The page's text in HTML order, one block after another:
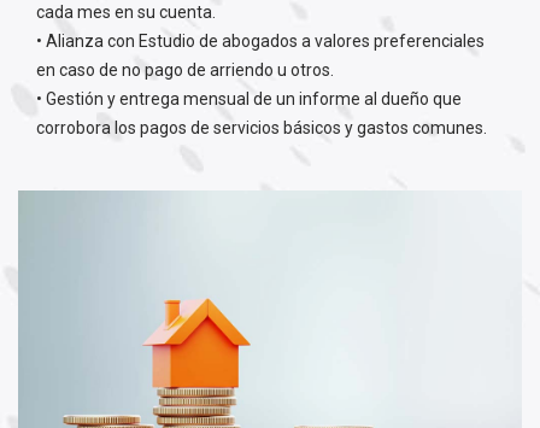
cada mes en su cuenta.
• Alianza con Estudio de abogados a valores preferenciales
en caso de no pago de arriendo u otros.
• Gestión y entrega mensual de un informe al dueño que
corrobora los pagos de servicios básicos y gastos comunes.